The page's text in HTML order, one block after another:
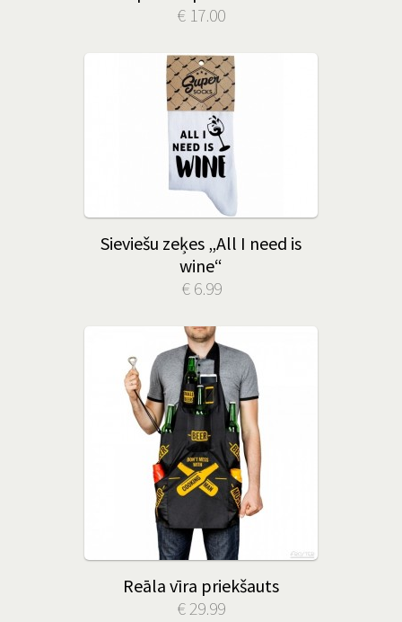
€ 17.00
Sieviešu zeķes „All I need is
wine“
€ 6.99
Reāla vīra priekšauts
€ 29.99